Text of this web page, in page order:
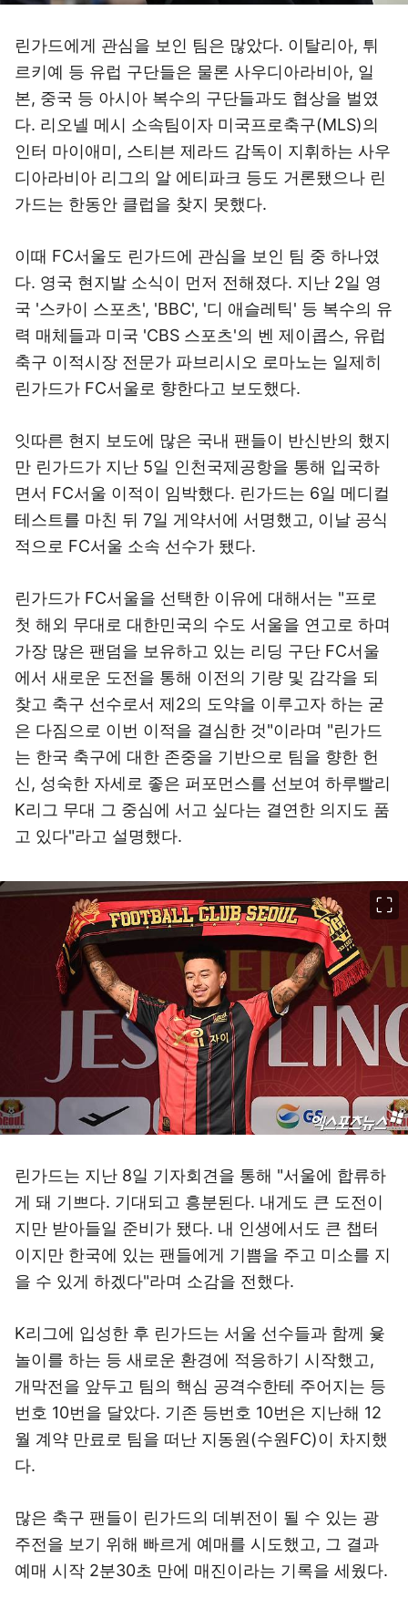
린가드에게 관심을 보인 팀은 많았다. 이탈리아, 튀
르키예 등 유럽 구단들은 물론 사우디아라비아, 일
본, 중국 등 아시아 복수의 구단들과도 협상을 벌였
다. 리오넬 메시 소속팀이자 미국프로축구(MLS)의
인터 마이애미, 스티븐 제라드 감독이 지휘하는 사우
디아라비아 리그의 알 에티파크 등도 거론됐으나 린
가드는 한동안 클럽을 찾지 못했다.
이때 FC서울도 린가드에 관심을 보인 팀 중 하나였
다. 영국 현지발 소식이 먼저 전해졌다. 지난 2일 영
국 '스카이 스포츠', 'BBC', '디 애슬레틱' 등 복수의 유
력 매체들과 미국 'CBS 스포츠'의 벤 제이콥스, 유럽
축구 이적시장 전문가 파브리시오 로마노는 일제히
린가드가 FC서울로 향한다고 보도했다.
잇따른 현지 보도에 많은 국내 팬들이 반신반의 했지
만 린가드가 지난 5일 인천국제공항을 통해 입국하
면서 FC서울 이적이 임박했다. 린가드는 6일 메디컬
테스트를 마친 뒤 7일 게약서에 서명했고, 이날 공식
적으로 FC서울 소속 선수가 됐다.
린가드가 FC서울을 선택한 이유에 대해서는 "프로
첫 해외 무대로 대한민국의 수도 서울을 연고로 하며
가장 많은 팬덤을 보유하고 있는 리딩 구단 FC서울
에서 새로운 도전을 통해 이전의 기량 및 감각을 되
찾고 축구 선수로서 제2의 도약을 이루고자 하는 굳
은 다짐으로 이번 이적을 결심한 것"이라며 "린가드
는 한국 축구에 대한 존중을 기반으로 팀을 향한 헌
신, 성숙한 자세로 좋은 퍼포먼스를 선보여 하루빨리
K리그 무대 그 중심에 서고 싶다는 결연한 의지도 품
고 있다"라고 설명했다.
린가드는 지난 8일 기자회견을 통해 "서울에 합류하
게 돼 기쁘다. 기대되고 흥분된다. 내게도 큰 도전이
지만 받아들일 준비가 됐다. 내 인생에서도 큰 챕터
이지만 한국에 있는 팬들에게 기쁨을 주고 미소를 지
을 수 있게 하겠다"라며 소감을 전했다.
K리그에 입성한 후 린가드는 서울 선수들과 함께 윷
놀이를 하는 등 새로운 환경에 적응하기 시작했고,
개막전을 앞두고 팀의 핵심 공격수한테 주어지는 등
번호 10번을 달았다. 기존 등번호 10번은 지난해 12
월 계약 만료로 팀을 떠난 지동원(수원FC)이 차지했
다.
많은 축구 팬들이 린가드의 데뷔전이 될 수 있는 광
주전을 보기 위해 빠르게 예매를 시도했고, 그 결과
예매 시작 2분30초 만에 매진이라는 기록을 세웠다.